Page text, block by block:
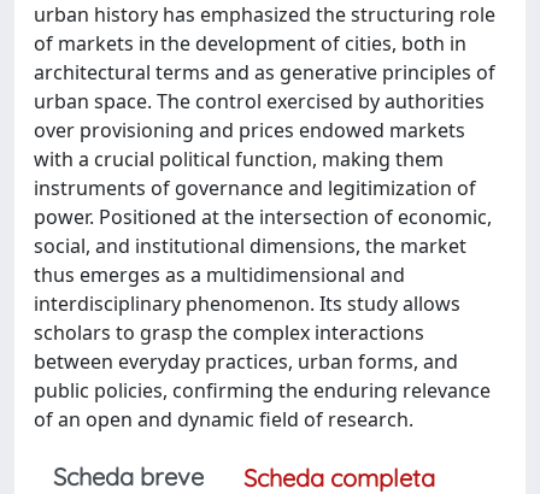
urban history has emphasized the structuring role
of markets in the development of cities, both in
architectural terms and as generative principles of
urban space. The control exercised by authorities
over provisioning and prices endowed markets
with a crucial political function, making them
instruments of governance and legitimization of
power. Positioned at the intersection of economic,
social, and institutional dimensions, the market
thus emerges as a multidimensional and
interdisciplinary phenomenon. Its study allows
scholars to grasp the complex interactions
between everyday practices, urban forms, and
public policies, confirming the enduring relevance
of an open and dynamic field of research.
Scheda breve
Scheda completa